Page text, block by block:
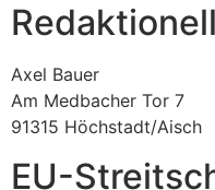
Axel Bauer
Am Medbacher Tor 7
91315 Höchstadt/Aisch
EU-